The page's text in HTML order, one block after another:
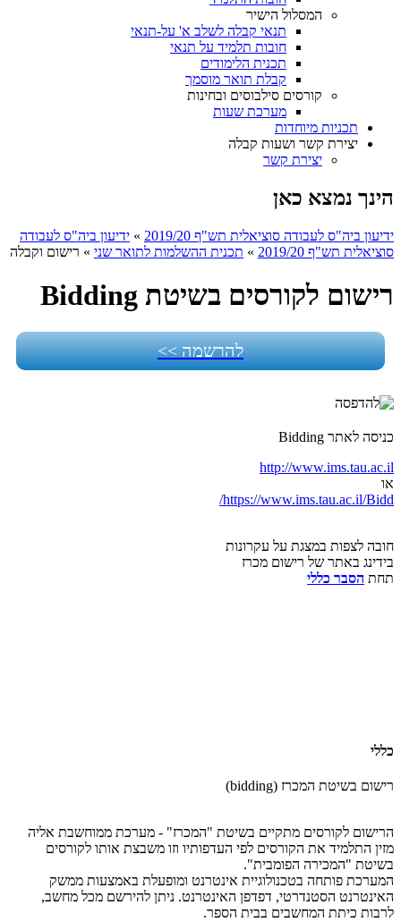
המסלול הישיר
תנאי קבלה לשלב א' על-תנאי
חובות תלמיד על תנאי
תכנית הלימודים
קבלת תואר מוסמך
קורסים סילבוסים ובחינות
מערכת שעות
תכניות מיוחדות
יצירת קשר ושעות קבלה
יצירת קשר
הינך נמצא כאן
ידיעון ביה"ס לעבודה סוציאלית תש"ף 2019/20 » ידיעון ביה"ס לעבודה
סוציאלית תש"ף 2019/20
» תכנית ההשלמות לתואר שני » רישום וקבלה
רישום לקורסים בשיטת Bidding
להרשמה >>
כניסה לאתר Bidding
http://www.ims.tau.ac.il
או
https://www.ims.tau.ac.il/Bidd/
חובה לצפות במצגת על עקרונות
בידינג באתר של רישום מכרז
תחת הסבר כללי
כללי
רישום בשיטת המכרז (bidding)
הרישום לקורסים מתקיים בשיטת "המכרז" - מערכת ממוחשבת אליה
מזין התלמיד את הקורסים לפי העדפותיו וזו משבצת אותו לקורסים
בשיטת "המכירה הפומבית".
המערכת פותחה בטכנולוגיית אינטרנט ומופעלת באמצעות ממשק
האינטרנט הסטנדרטי, דפדפן האינטרנט. ניתן להירשם מכל מחשב,
לרבות כיתת המחשבים בבית הספר.